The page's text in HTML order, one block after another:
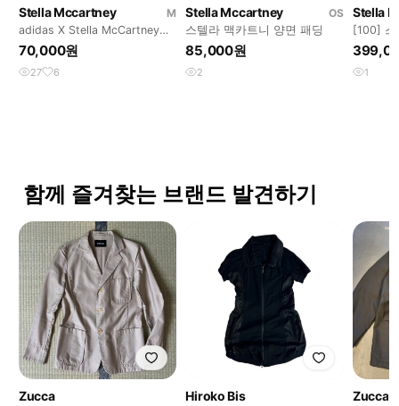
Stella Mccartney
M
adidas X Stella McCartney
Jacket
70,000원
27 6
Stella Mccartney
OS
스텔라 맥카트니 양면 패딩
85,000원
2
Stella
[100] 스
폴로코트
1
함께 즐겨찾는 브랜드 발견하기
Zucca Hiroko Bis Zucca